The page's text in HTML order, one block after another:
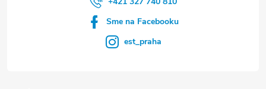
Sme na Facebooku
est_praha